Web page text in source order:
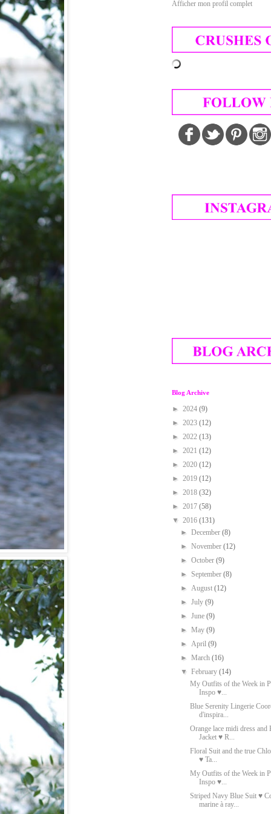
Afficher mon profil complet
Blog Archive
► 2024 (9)
► 2023 (12)
► 2022 (13)
► 2021 (12)
► 2020 (12)
► 2019 (12)
► 2018 (32)
► 2017 (58)
▼ 2016 (131)
►December(8)
►November(12)
►October(9)
► September(8)
►August(12)
►July(9)
►June(9)
►May(9)
►April(9)
►March(16)
▼February(14)
My Outfits of the Week in
Inspo ♥...
Blue Serenity Lingerie
d'inspira...
Orange lace midi dress
Jacket ♥ R...
Floral Suit and the true
♥ Ta...
My Outfits of the Week in
Inspo ♥...
Striped Navy Blue Suit ♥
marine à ray...